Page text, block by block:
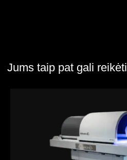
Jums taip pat gali reikėti